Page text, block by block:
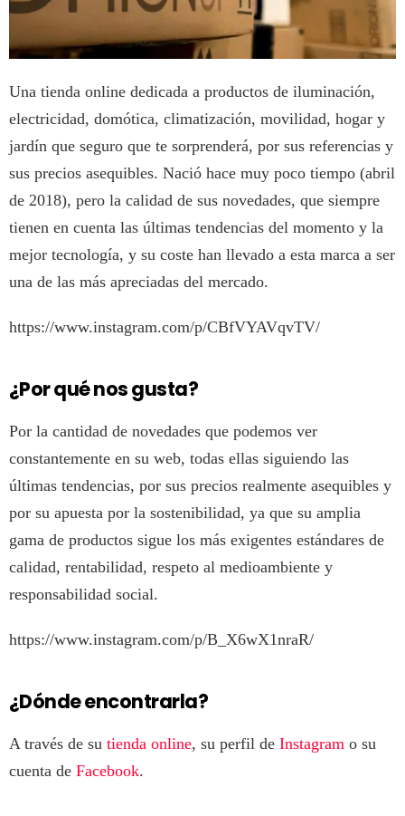
Una tienda online dedicada a productos de iluminación,
electricidad, domótica, climatización, movilidad, hogar y
jardín que seguro que te sorprenderá, por sus referencias y
sus precios asequibles. Nació hace muy poco tiempo (abril
de 2018), pero la calidad de sus novedades, que siempre
tienen en cuenta las últimas tendencias del momento y la
mejor tecnología, y su coste han llevado a esta marca a ser
una de las más apreciadas del mercado.
https://www.instagram.com/p/CBfVYAVqvTV/
¿Por qué nos gusta?
Por la cantidad de novedades que podemos ver
constantemente en su web, todas ellas siguiendo las
últimas tendencias, por sus precios realmente asequibles y
por su apuesta por la sostenibilidad, ya que su amplia
gama de productos sigue los más exigentes estándares de
calidad, rentabilidad, respeto al medioambiente y
responsabilidad social.
https://www.instagram.com/p/B_X6wX1nraR/
¿Dónde encontrarla?
A través de su tienda online, su perfil de Instagram o su
cuenta de Facebook.